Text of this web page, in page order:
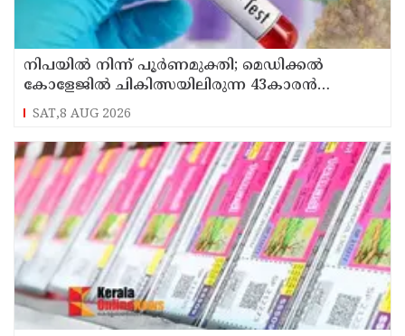
നിപയിൽ നിന്ന് പൂർണമുക്തി; മെഡിക്കൽ
കോളേജിൽ ചികിത്സയിലിരുന്ന 43കാരൻ
വീട്ടിലേക്ക് മടങ്ങി
SAT,8 AUG 2026